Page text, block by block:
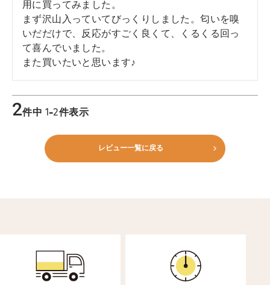
用に買ってみました。
まず沢山入っていてびっくりしました。匂いを嗅
いだだけで、反応がすごく良くて、くるくる回っ
て喜んでいました。
また買いたいと思います♪
2件中 1-2件表示
レビュー一覧に戻る